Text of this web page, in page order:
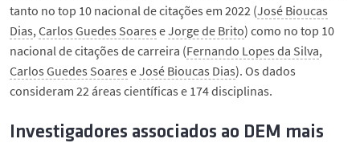
tanto no top 10 nacional de citações em 2022 (José Bioucas
Dias, Carlos Guedes Soares eJorge de Brito) como no top 10
nacional de citações de carreira (Fernando Lopes da Silva,
Carlos Guedes Soares eJosé Bioucas Dias). Os dados
consideram 22 áreas científicas e 174 disciplinas.
Investigadores associados ao DEM mais